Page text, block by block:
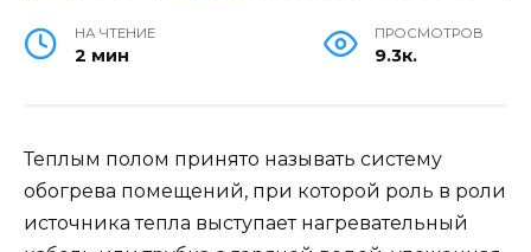
НА ЧТЕНИЕ
2 мин
ПРОСМОТРОВ
9.3к.
Теплым полом принято называть систему
обогрева помещений, при которой роль в роли
источника тепла выступает нагревательный